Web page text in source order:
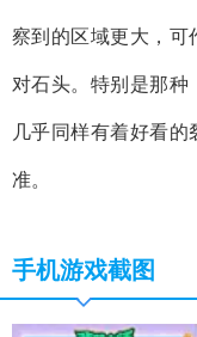
察到的区域更大，可
对石头。特别是那种
几乎同样有着好看
准。
手机游戏截图